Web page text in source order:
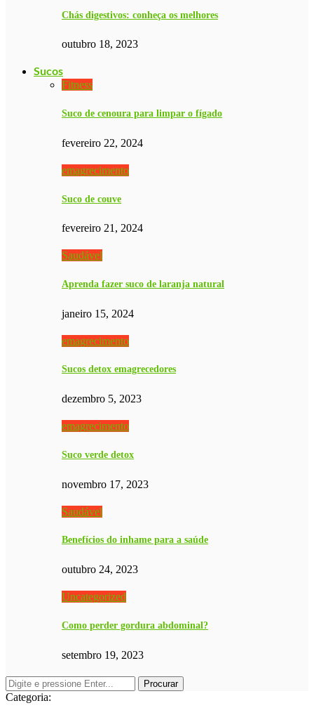
Chás digestivos: conheça os melhores
outubro 18, 2023
Sucos
Fitness
Suco de cenoura para limpar o fígado
fevereiro 22, 2024
emagrecimento
Suco de couve
fevereiro 21, 2024
Saudável
Aprenda fazer suco de laranja natural
janeiro 15, 2024
emagrecimento
Sucos detox emagrecedores
dezembro 5, 2023
emagrecimento
Suco verde detox
novembro 17, 2023
Saudável
Benefícios do inhame para a saúde
outubro 24, 2023
Uncategorized
Como perder gordura abdominal?
setembro 19, 2023
Categoria: